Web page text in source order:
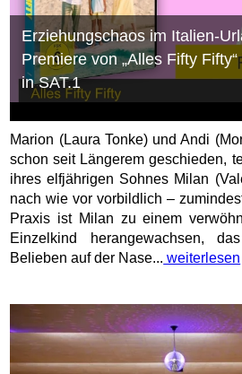
Erziehungschaos im Italien-
Premiere von „Alles Fifty
in SAT.1
Marion (Laura Tonke) und Andi
schon seit Längerem geschieden,
ihres elfjährigen Sohnes Milan
nach wie vor vorbildlich –
Praxis ist Milan zu einem
Einzelkind herangewachsen,
Belieben auf der Nase... weiterlesen